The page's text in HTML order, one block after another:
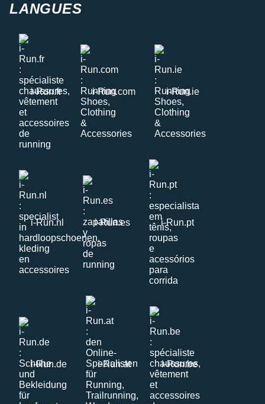
LANGUES
i-Run.fr i-Run.com i-Run.ie
i-Run.nl i-Run.es i-Run.pt
i-Run.de i-Run.at i-Run.be